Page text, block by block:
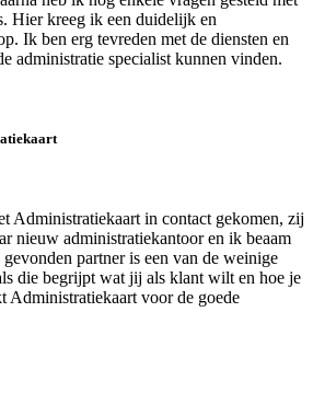
Hier kreeg ik een duidelijk en
Ik ben erg tevreden met de diensten en
administratie specialist kunnen vinden.
Administratiekaart in contact gekomen, zij
nieuw administratiekantoor en ik beaam
partner is een van de weinige
die begrijpt wat jij als klant wilt en hoe je
Administratiekaart voor de goede